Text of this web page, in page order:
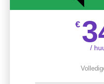
€
/